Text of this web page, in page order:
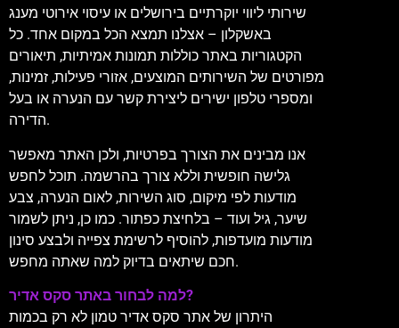
שירותי ליווי יוקרתיים בירושלים או עיסוי אירוטי מענג
באשקלון – אצלנו תמצא הכל במקום אחד. כל
הקטגוריות באתר כוללות תמונות אמיתיות, תיאורים
מפורטים של השירותים המוצעים, אזורי פעילות, זמינות,
ומספרי טלפון ישירים ליצירת קשר עם הנערה או בעל
הדירה.
אנו מבינים את הצורך בפרטיות, ולכן האתר מאפשר
גלישה חופשית וללא צורך בהרשמה. תוכל לחפש
מודעות לפי מיקום, סוג השירות, לאום הנערה, צבע
שיער, גיל ועוד – בלחיצת כפתור. כמו כן, ניתן לשמור
מודעות מועדפות, להוסיף לרשימת צפייה ולבצע סינון
חכם שיתאים בדיוק למה שאתה מחפש.
למה לבחור באתר סקס אדיר?
היתרון של אתר סקס אדיר טמון לא רק בכמות